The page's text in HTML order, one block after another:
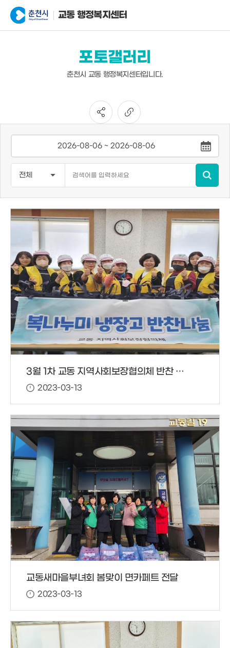
교동 행정복지센터
포토갤러리
춘천시 교동 행정복지센터입니다.
3월 1차 교동 지역사회보장협의체 반찬 봉사
2023-03-13
교동새마을부녀회 봄맞이 면카페트 전달
2023-03-13